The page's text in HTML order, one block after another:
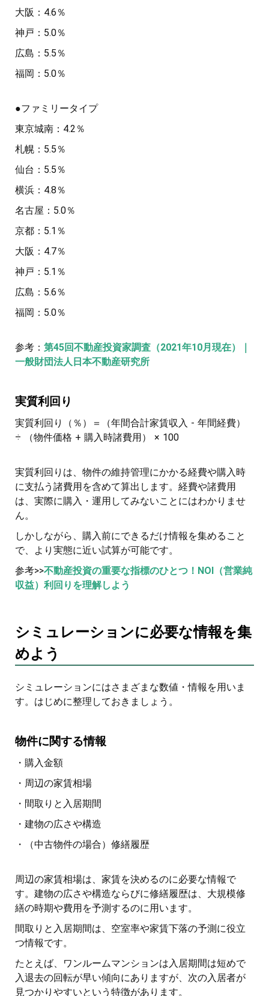
大阪：4.6％
神戸：5.0％
広島：5.5％
福岡：5.0％
●ファミリータイプ
東京城南：4.2％
札幌：5.5％
仙台：5.5％
横浜：4.8％
名古屋：5.0％
京都：5.1％
大阪：4.7％
神戸：5.1％
広島：5.6％
福岡：5.0％
参考： 第45回不動産投資家調査（2021年10月現在）｜
一般財団法人日本不動産研究所
実質利回り
実質利回り（％）＝（年間合計家賃収入 - 年間経費）
÷ （物件価格 + 購入時諸費用） × 100
実質利回りは、物件の維持管理にかかる経費や購入時
に支払う諸費用を含めて算出します。経費や諸費用
は、実際に購入・運用してみないことにはわかりませ
ん。
しかしながら、購入前にできるだけ情報を集めること
で、より実態に近い試算が可能です。
参考>>不動産投資の重要な指標のひとつ！NOI（営業純
収益）利回りを理解しよう
シミュレーションに必要な情報を集
めよう
シミュレーションにはさまざまな数値・情報を用いま
す。はじめに整理しておきましょう。
物件に関する情報
・購入金額
・周辺の家賃相場
・間取りと入居期間
・建物の広さや構造
・（中古物件の場合）修繕履歴
周辺の家賃相場は、家賃を決めるのに必要な情報で
す。建物の広さや構造ならびに修繕履歴は、大規模修
繕の時期や費用を予測するのに用います。
間取りと入居期間は、空室率や家賃下落の予測に役立
つ情報です。
たとえば、ワンルームマンションは入居期間は短めで
入退去の回転が早い傾向にありますが、次の入居者が
見つかりやすいという特徴があります。